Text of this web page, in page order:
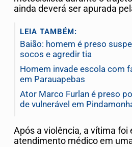
ainda deverá ser apurada
LEIA TAMBÉM:
Baião: homem é preso
socos e agredir tia
Homem invade escola com
em Parauapebas
Ator Marco Furlan é preso
de vulnerável em
Após a violência, a vítima foi
atendimento médico em